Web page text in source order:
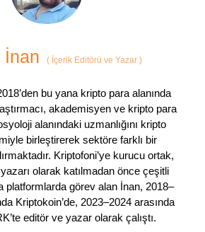
İnan ( İçerik Editörü ve Yazar )
bu yana kripto para alanında
akademisyen ve kripto para
alanındaki uzmanlığını kripto
birleştirerek sektöre farklı bir
Kriptofoni’ye kurucu ortak,
olarak katılmadan önce çeşitli
platformlarda görev alan İnan, 2018–
Kriptokoin’de, 2023–2024 arasında
editör ve yazar olarak çalıştı.